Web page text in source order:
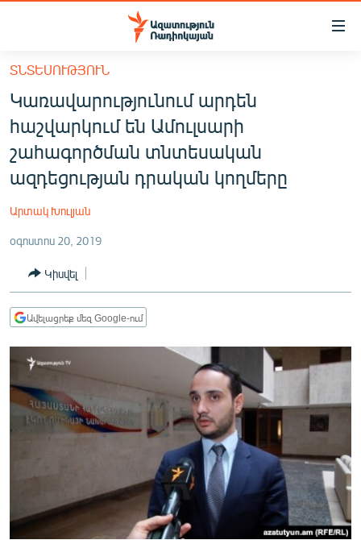
Մատչելիության
հիմնական
բովանդակությանը
Անցնել
հիմնական
մենյուին
Որոնում
ՀԱՅԱՍՏԱՆ
ՔԱՂԱՔԱԿԱՆ
ԸՆՏՐՈՒԹՅՈՒՆՆԵՐ 2026
ՊԱՏԵՐԱԶՄԻ 6 ՇԱԲԱԹՆԵՐԸ
ՏԱՐԱԾԱՇՐՋԱՆ
ՄԻՋԱԶԳԱՅԻՆ
ՄՇԱԿՈՒՅԹ
ՍՊՈՐՏ
ՏՏ ԵՒ ԻՆՏԵՐՆԵՏ
ԿՈՐՈՆԱՎԻՐՈՒՍ
ՏՆՏԵՍՈՒԹՅՈՒՆ
Կառավարությունում արդեն
հաշվարկում են Ամուլսարի
շահագործման տնտեսական
ազդեցության դրական կողմերը
Արտակ Խուլյան
օգոստոս 20, 2019
Կիսվել
Ավելացրեք մեզ Google-ում